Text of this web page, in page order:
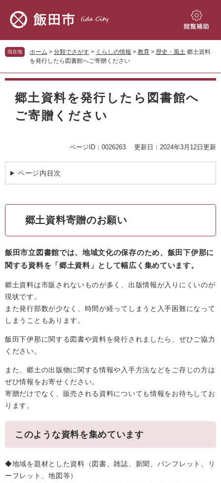
先
頭
す。
を
飛
し
閲
補
現在地 ホーム > 分類でさがす > くらしの情報 > 教育 > 歴史・風土 郷土資料
を発行したら図書館へご寄贈ください
本
郷土資料を発行したら図書館へ
ご寄贈ください
ページID：0026263 更新日：2024年3月12日更新
ページ内目次
郷土資料寄贈のお願い
飯田市立図書館では、地域文化の保存のため、飯田下伊那に
関する資料を「郷土資料」として幅広く集めています。
郷土資料は市販されないものが多く、出版情報が入りにくいのが
現状です。
また発行部数が少なく、時間が経ってしまうと入手困難になって
しまうこともあります。
飯田下伊那に関する図書や資料を発行されましたら、ぜひご協力
ください。
また、郷土の出版物に関する情報や入手方法などをご存じの方は
ぜひ情報をお寄せください。
寄贈だけでなく、販売される資料についても情報をお待ちしてお
ります。
このような資料を集めています
◆地域を題材とした資料（図書、雑誌、新聞、パンフレット、リ
ーフレット、地図等）